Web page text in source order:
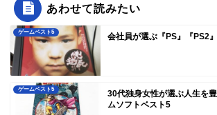
あわせて読みたい
ゲームベスト5 会社員が選ぶ『PS』『PS2
ゲームベスト5
30代独身女性が選ぶ人生を
ムソフトベスト5